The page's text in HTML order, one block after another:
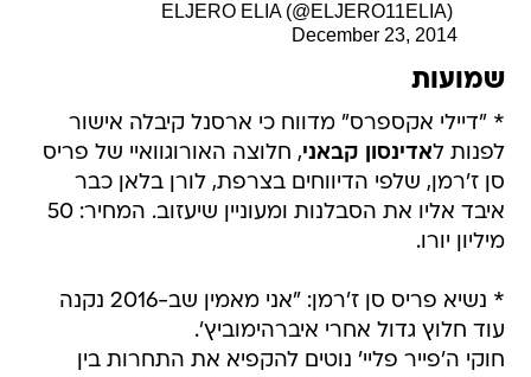
 ELJERO ELIA (@ELJERO11ELIA)
December 23, 2014
שמועות
* "דיילי אקספרס" מדווח כי ארסנל קיבלה אישור
לפנות לאדינסון קבאני, חלוצה האורוגוואיי של פריס
סן ז'רמן, שלפי הדיווחים בצרפת, לורן בלאן כבר
איבד אליו את הסבלנות ומעוניין שיעזוב. המחיר: 50
מיליון יורו.
* נשיא פריס סן ז'רמן: "אני מאמין שב-2016 נקנה
עוד חלוץ גדול אחרי איברהימוביץ'.
חוקי ה'פייר פליי' נוטים להקפיא את התחרות בין